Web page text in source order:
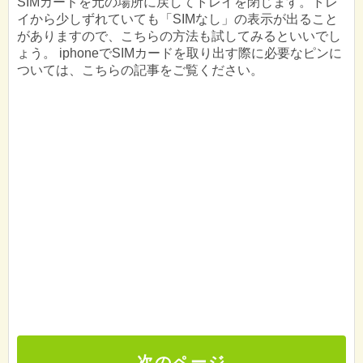
イから少しずれていても「SIMなし」の表示が出ること
がありますので、こちらの方法も試してみるといいでし
ょう。 iphoneでSIMカードを取り出す際に必要なピンに
ついては、こちらの記事をご覧ください。